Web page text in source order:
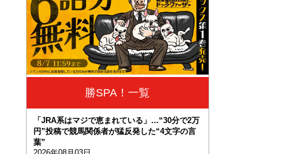
勝SPA！一覧
「JRA系はマジで恵まれている」…“30分で2万
円”投稿で競馬関係者が猛反発した“4文字の言
葉”